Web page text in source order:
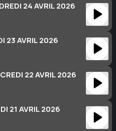
24 AVRIL 2026
23 AVRIL 2026
22 AVRIL 2026
21 AVRIL 2026